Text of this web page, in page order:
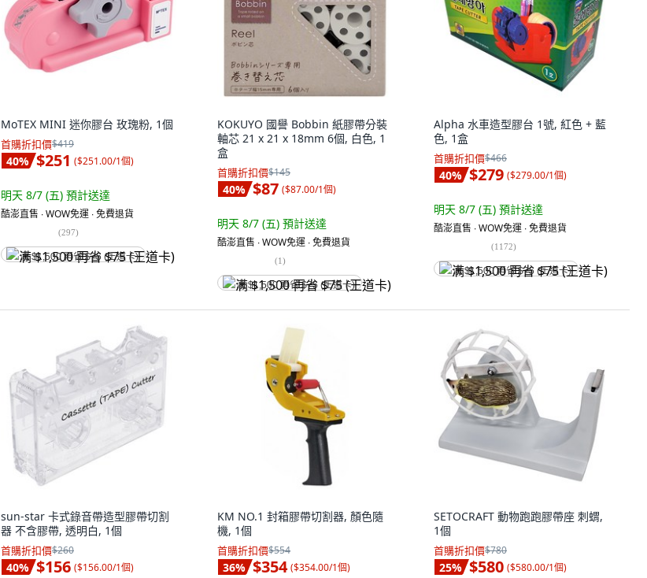
MoTEX MINI 迷你膠台 玫瑰粉, 1個
首購折扣價$419
40% $251 ($251.00/1個)
明天 8/7 (五) 預計送達
酷澎直售 ∙ WOW免運 ∙ 免費退貨
(297)
满 $1,500 再省 $75 (王道卡)
KOKUYO 國譽 Bobbin 紙膠帶分裝
軸芯 21 x 21 x 18mm 6個, 白色, 1
盒
首購折扣價$145
40% $87 ($87.00/1個)
明天 8/7 (五) 預計送達
酷澎直售 ∙ WOW免運 ∙ 免費退貨
(1)
满 $1,500 再省 $75 (王道卡)
Alpha 水車造型膠台 1號, 紅色 + 藍
色, 1盒
首購折扣價$466
40% $279 ($279.00/1個)
明天 8/7 (五) 預計送達
酷澎直售 ∙ WOW免運 ∙ 免費退貨
(1172)
满 $1,500 再省 $75 (王道卡)
sun-star 卡式錄音帶造型膠帶切割
器 不含膠帶, 透明白, 1個
首購折扣價$260
40% $156 ($156.00/1個)
KM NO.1 封箱膠帶切割器, 顏色隨
機, 1個
首購折扣價$554
36% $354 ($354.00/1個)
SETOCRAFT 動物跑跑膠帶座 刺蝟,
1個
首購折扣價$780
25% $580 ($580.00/1個)